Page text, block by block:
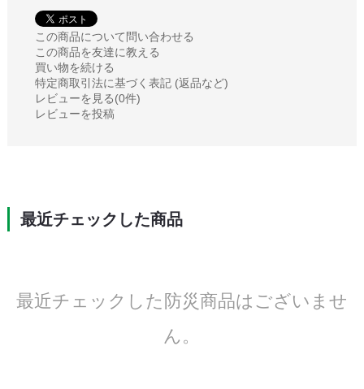
この商品について問い合わせる
この商品を友達に教える
買い物を続ける
特定商取引法に基づく表記 (返品など)
レビューを見る(0件)
レビューを投稿
最近チェックした商品
最近チェックした防災商品はございませ
ん。